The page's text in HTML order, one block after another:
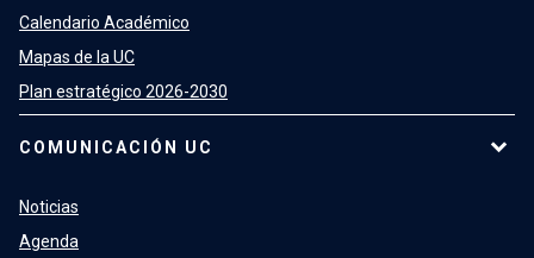
Calendario Académico
Mapas de la UC
Plan estratégico 2026-2030
COMUNICACIÓN UC
Noticias
Agenda